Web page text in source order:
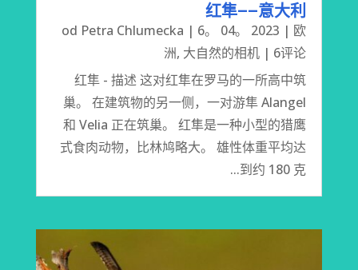
红隼——意大利
od Petra Chlumecka | 6。 04。 2023 | 欧
洲, 大自然的相机 | 6评论
红隼 - 描述 这对红隼在罗马的一所高中筑
巢。 在建筑物的另一侧，一对游隼 Alangel
和 Velia 正在筑巢。 红隼是一种小型的猎鹰
式食肉动物，比林鸠略大。 雄性体重平均达
到约 180 克...